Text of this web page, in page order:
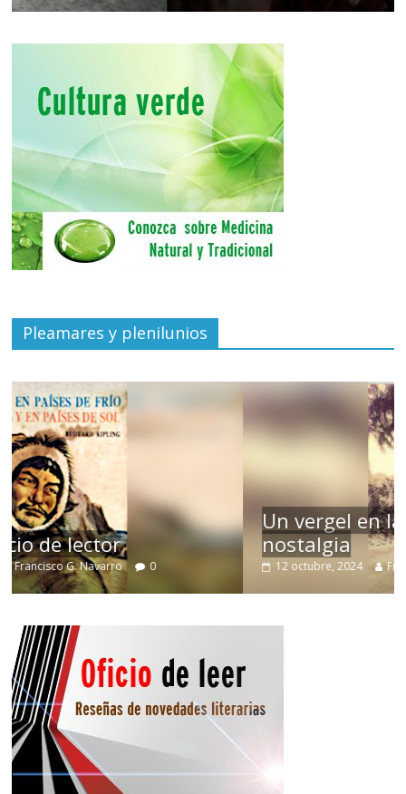
Pleamares y plenilunios
Un vergel en las nieblas de la
nostalgia
12 octubre, 2024 Francisco G. Navarro 0